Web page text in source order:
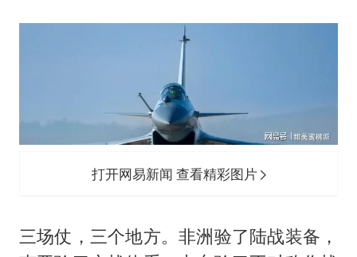
打开网易新闻 查看精彩图片
三场仗，三个地方。非洲验了陆战装备，